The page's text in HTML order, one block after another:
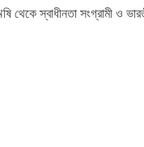
স্বাধীনতা সংগ্রামী ও